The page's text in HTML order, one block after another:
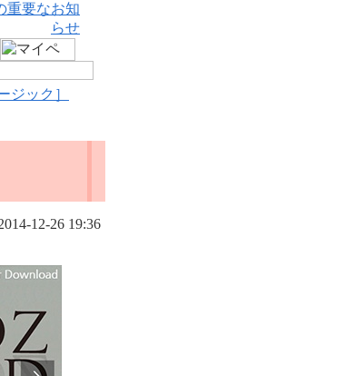
重要なお知
らせ
ジック］
12-26 19:36